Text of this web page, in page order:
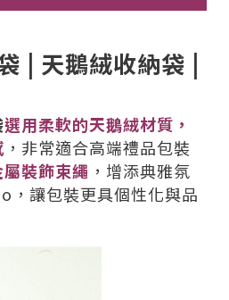
| 天鵝絨收納袋 |
選用柔軟的天鵝絨材質，
，非常適合高端禮品包裝
裝飾束繩 ，增添典雅氛
，讓包裝更具個性化與品